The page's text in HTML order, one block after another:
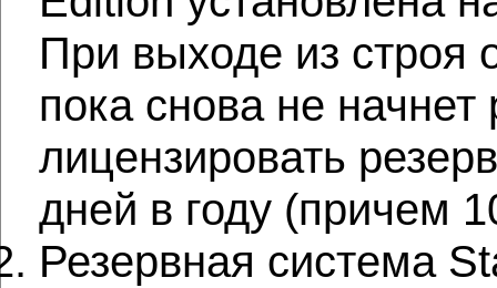
При выходе из строя
пока снова не
лицензировать
дней в году (причем
Резервная система